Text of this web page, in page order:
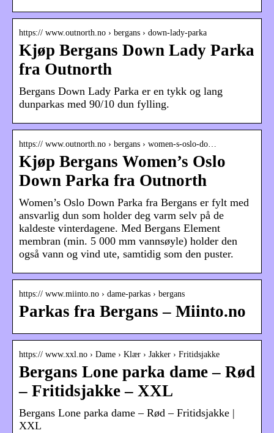
https:// www.outnorth.no › bergans › down-lady-parka
Kjøp Bergans Down Lady Parka
fra Outnorth
Bergans Down Lady Parka er en tykk og lang
dunparkas med 90/10 dun fylling.
https:// www.outnorth.no › bergans › women-s-oslo-do…
Kjøp Bergans Women’s Oslo
Down Parka fra Outnorth
Women’s Oslo Down Parka fra Bergans er fylt med
ansvarlig dun som holder deg varm selv på de
kaldeste vinterdagene. Med Bergans Element
membran (min. 5 000 mm vannsøyle) holder den
også vann og vind ute, samtidig som den puster.
https:// www.miinto.no › dame-parkas › bergans
Parkas fra Bergans – Miinto.no
https:// www.xxl.no › Dame › Klær › Jakker › Fritidsjakke
Bergans Lone parka dame – Rød
– Fritidsjakke – XXL
Bergans Lone parka dame – Rød – Fritidsjakke |
XXL